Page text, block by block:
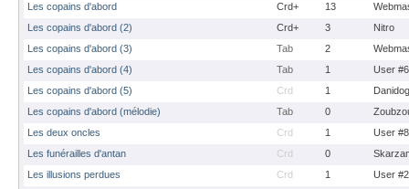
Les copains d'abord
Crd+ 13
Les copains d'abord (2)
Crd+ 3
Nitro
Les copains d'abord (3)
Tab 2
Les copains d'abord (4)
Tab 1
User
Les copains d'abord (5)
Crd 1
Danidog
Les copains d'abord (mélodie)
Tab 0
Les deux oncles
Crd 1
User
Les funérailles d'antan
Crd 0
Les illusions perdues
Crd 1
User